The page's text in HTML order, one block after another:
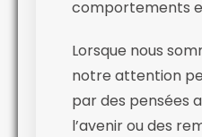
comportements
Lorsque nous
notre attention
par des pensées
l’avenir ou des